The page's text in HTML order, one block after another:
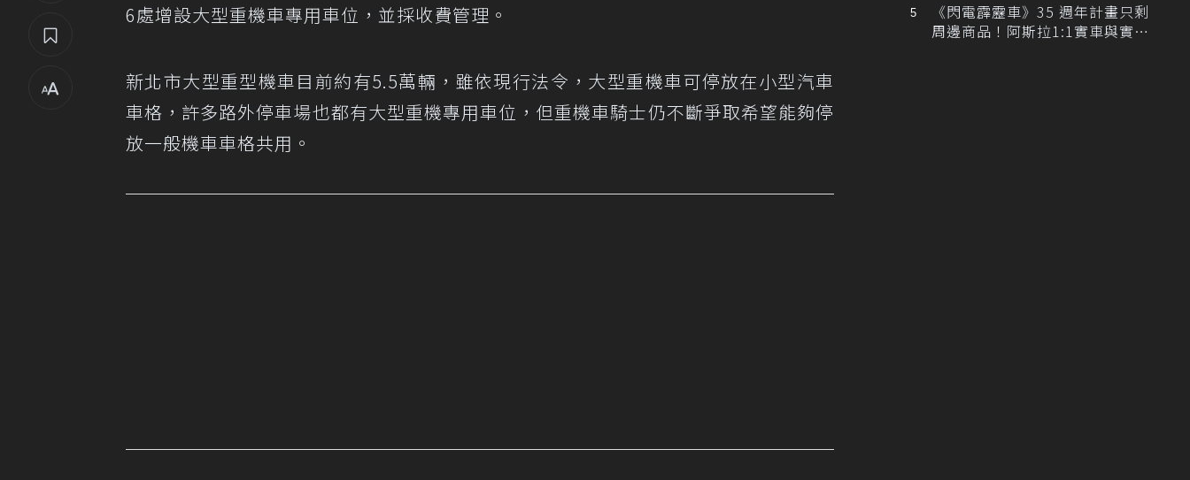
6處增設大型重機車專用車位，並採收費管理。
新北市大型重型機車目前約有5.5萬輛，雖依現行法令，大型重機車可停放在小型汽車
車格，許多路外停車場也都有大型重機專用車位，但重機車騎士仍不斷爭取希望能夠停
放一般機車車格共用。
《閃電霹靂車》35 週年計畫只剩
周邊商品！阿斯拉1:1實車與實體